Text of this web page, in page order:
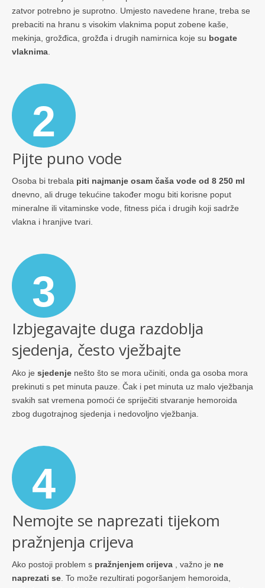
zatvor potrebno je suprotno. Umjesto navedene hrane, treba se
prebaciti na hranu s visokim vlaknima poput zobene kaše,
mekinja, grožđica, grožđa i drugih namirnica koje su bogate
vlaknima
2
Pijte puno vode
Osoba bi trebala piti najmanje osam čaša vode od 8 250 ml
dnevno, ali druge tekućine također mogu biti korisne poput
mineralne ili vitaminske vode, fitness pića i drugih koji sadrže
vlakna i hranjive tvari.
3
Izbjegavajte duga razdoblja
sjedenja, često vježbajte
Ako je sjedenje nešto što se mora učiniti, onda ga osoba mora
prekinuti s pet minuta pauze. Čak i pet minuta uz malo vježbanja
svakih sat vremena pomoći će spriječiti stvaranje hemoroida
zbog dugotrajnog sjedenja i nedovoljno vježbanja.
4
Nemojte se naprezati tijekom
pražnjenja crijeva
Ako postoji problem s pražnjenjem crijeva , važno je ne
naprezati se . To može rezultirati pogoršanjem hemoroida,